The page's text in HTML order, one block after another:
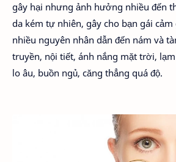
gây hại nhưng ảnh hưởng nhiều đến
da kém tự nhiên, gây cho bạn gái
nhiều nguyên nhân dẫn đến nám và
truyền, nội tiết, ánh nắng mặt trời,
lo âu, buồn ngủ, căng thẳng quá độ.